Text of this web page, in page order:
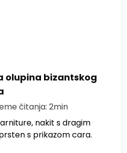
olupina bizantskog
čitanja: 2min
nakit s dragim
s prikazom cara.